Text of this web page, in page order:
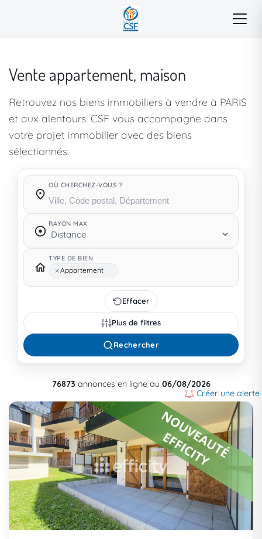
Vente appartement, maison
Retrouvez nos biens immobiliers à vendre à PARIS
et aux alentours. CSF vous accompagne dans
votre projet immobilier avec des biens
sélectionnés.
OÙ CHERCHEZ-VOUS ?
RAYON MAX
TYPE DE BIEN
×Appartement
Effacer
Plus de filtres
Rechercher
76873 annonces en ligne au 06/08/2026
Créer une alerte